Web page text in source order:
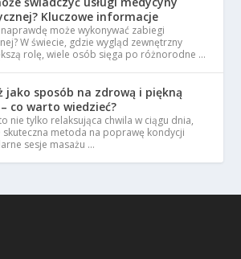
Kluczowe informacje
może wykonywać zabiegi
W świecie, gdzie wygląd zewnętrzny
rolę, wiele osób sięga po różnorodne …
jako sposób na zdrową i piękną
co warto wiedzieć?
nie tylko relaksująca chwila w ciągu dnia,
skuteczna metoda na poprawę kondycji
sesje masażu …